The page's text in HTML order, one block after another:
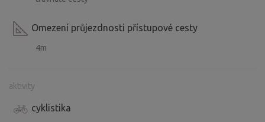
Omezení průjezdnosti přístupové cesty
4m
aktivity
cyklistika